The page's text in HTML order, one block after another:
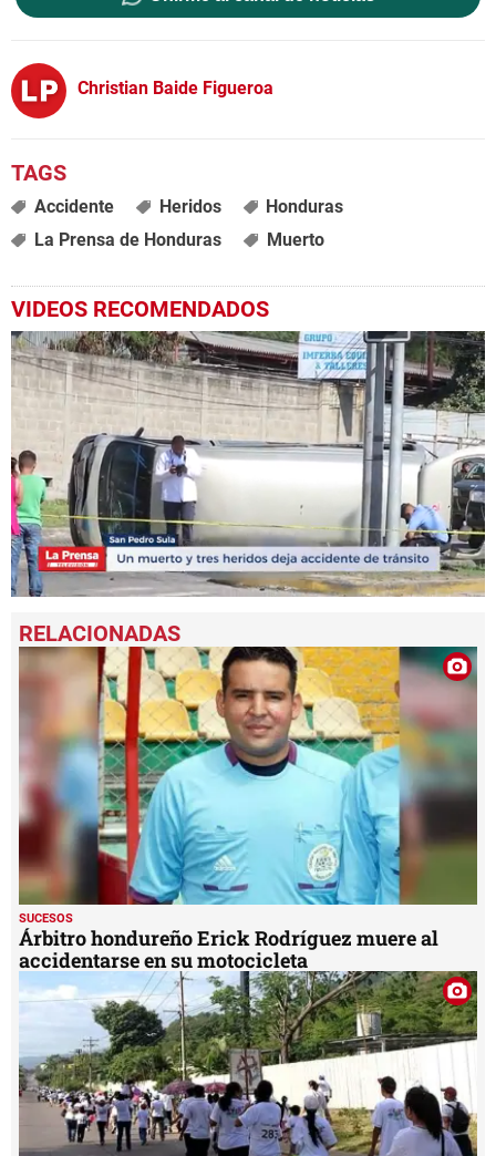
Christian Baide Figueroa
Accidente Heridos
Honduras
La Prensa de Honduras
Muerto
VIDEOS RECOMENDADOS
seconds
of
1
minute,
seconds
SUCESOS
Árbitro hondureño Erick Rodríguez muere al
accidentarse en su motocicleta